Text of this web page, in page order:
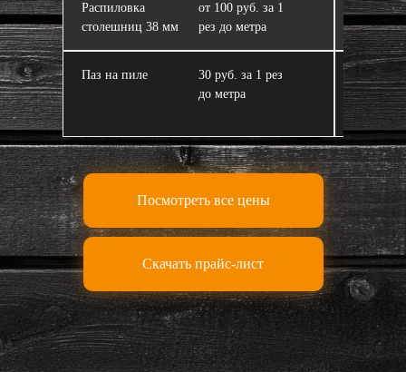
Распиловка
столешниц 38 мм
от 100 руб. за 1
рез до метра
Склейка
из ЛДСП
Паз на пиле
30 руб. за 1 рез
до метра
Завал
Посмотреть все цены
Скачать прайс-лист